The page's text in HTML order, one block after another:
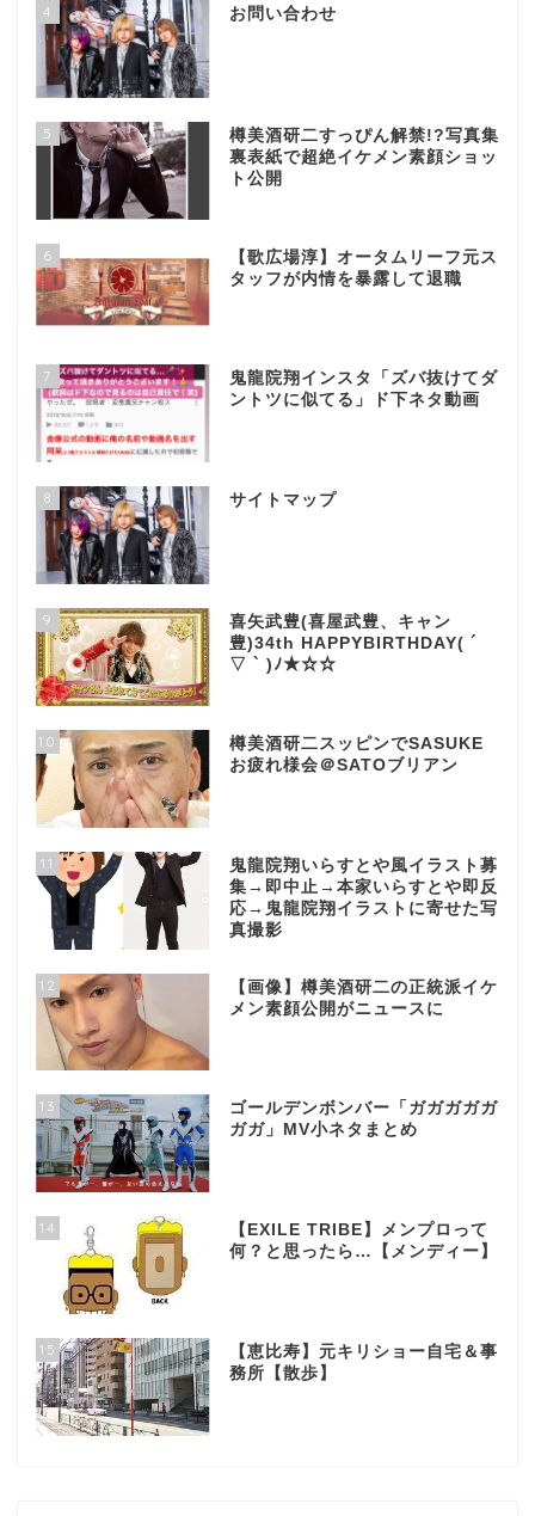
4 お問い合わせ
5
樽美酒研二すっぴん解禁!?写真集
裏表紙で超絶イケメン素顔ショッ
ト公開
6
【歌広場淳】オータムリーフ元ス
タッフが内情を暴露して退職
7
鬼龍院翔インスタ「ズバ抜けてダ
ントツに似てる」ド下ネタ動画
8 サイトマップ
9
喜矢武豊(喜屋武豊、キャン
豊)34th HAPPYBIRTHDAY( ´
▽ ` )ﾉ★☆☆
10
樽美酒研二スッピンでSASUKE
お疲れ様会＠SATOブリアン
11
鬼龍院翔いらすとや風イラスト募
集→即中止→本家いらすとや即反
応→鬼龍院翔イラストに寄せた写
真撮影
12
【画像】樽美酒研二の正統派イケ
メン素顔公開がニュースに
13
ゴールデンボンバー「ガガガガガ
ガガ」MV小ネタまとめ
14
【EXILE TRIBE】メンプロって
何？と思ったら…【メンディー】
15
【恵比寿】元キリショー自宅＆事
務所【散歩】